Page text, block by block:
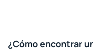
¿Cómo encontrar